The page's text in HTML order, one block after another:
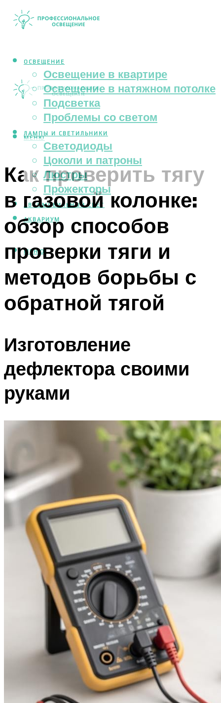
ОСВЕЩЕНИЕ
Освещение в квартире
Освещение в натяжном потолке
Подсветка
Проблемы со светом
ЛАМПЫ И СВЕТИЛЬНИКИ
Светодиоды
Цоколи и патроны
Люстры
Прожекторы
АВТОМОБИЛЬНЫЙ СВЕТ
АКВАРИУМ
МЕНЮ
МЕНЮ
Как проверить тягу
в газовой колонке:
обзор способов
проверки тяги и
методов борьбы с
обратной тягой
Изготовление
дефлектора своими
руками